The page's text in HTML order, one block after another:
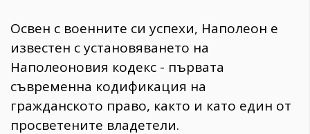
Освен с военните си успехи, Наполеон е
известен с установяването на
Наполеоновия кодекс - първата
съвременна кодификация на
гражданското право, както и като един от
просветените владетели.